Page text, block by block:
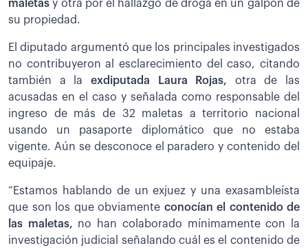
maletas y otra por el hallazgo de droga en un galpón de
su propiedad.
El diputado argumentó que los principales investigados
no contribuyeron al esclarecimiento del caso, citando
también a la exdiputada Laura Rojas, otra de las
acusadas en el caso y señalada como responsable del
ingreso de más de 32 maletas a territorio nacional
usando un pasaporte diplomático que no estaba
vigente. Aún se desconoce el paradero y contenido del
equipaje.
“Estamos hablando de un exjuez y una exasambleísta
que son los que obviamente conocían el contenido de
las maletas, no han colaborado mínimamente con la
investigación judicial señalando cuál es el contenido de